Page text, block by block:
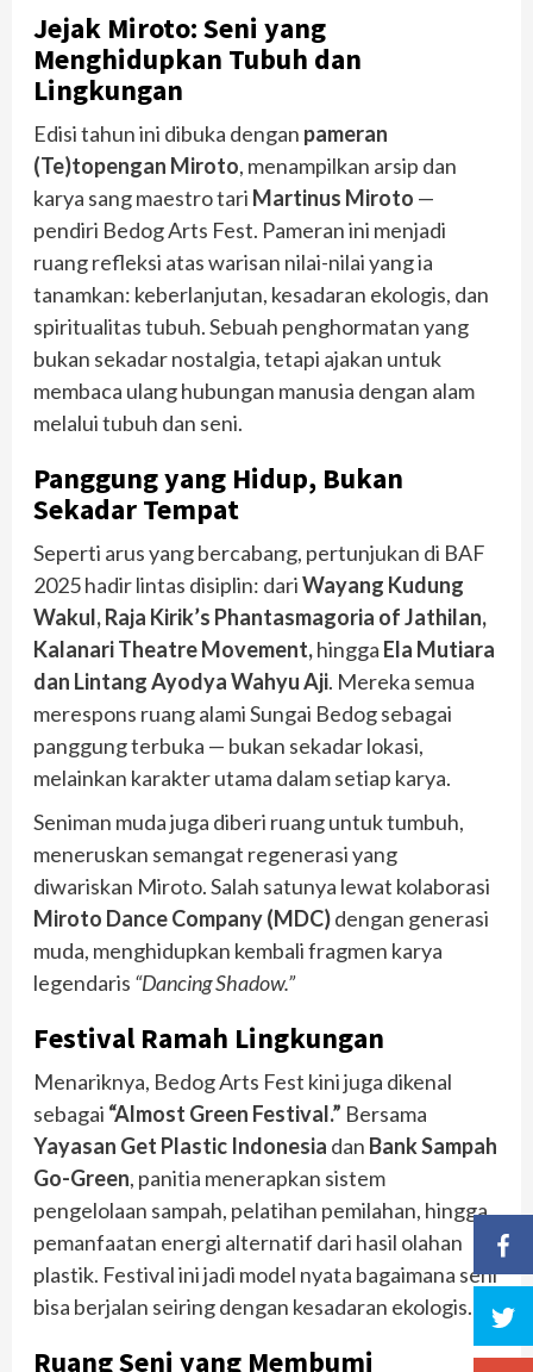
Jejak Miroto: Seni yang
Menghidupkan Tubuh dan
Lingkungan
Edisi tahun ini dibuka dengan pameran
(Te)topengan Miroto, menampilkan arsip dan
karya sang maestro tari Martinus Miroto —
pendiri Bedog Arts Fest. Pameran ini menjadi
ruang refleksi atas warisan nilai-nilai yang ia
tanamkan: keberlanjutan, kesadaran ekologis, dan
spiritualitas tubuh. Sebuah penghormatan yang
bukan sekadar nostalgia, tetapi ajakan untuk
membaca ulang hubungan manusia dengan alam
melalui tubuh dan seni.
Panggung yang Hidup, Bukan
Sekadar Tempat
Seperti arus yang bercabang, pertunjukan di BAF
2025 hadir lintas disiplin: dariWayang Kudung
Wakul, Raja Kirik’s Phantasmagoria of Jathilan,
Kalanari Theatre Movement,hingga Ela Mutiara
dan Lintang Ayodya Wahyu Aji. Mereka semua
merespons ruang alami Sungai Bedog sebagai
panggung terbuka — bukan sekadar lokasi,
melainkan karakter utama dalam setiap karya.
Seniman muda juga diberi ruang untuk tumbuh,
meneruskan semangat regenerasi yang
diwariskan Miroto. Salah satunya lewat kolaborasi
Miroto Dance Company (MDC)dengan generasi
muda, menghidupkan kembali fragmen karya
legendaris “Dancing Shadow.”
Festival Ramah Lingkungan
Menariknya, Bedog Arts Fest kini juga dikenal
sebagai “Almost Green Festival.” Bersama
Yayasan Get Plastic Indonesia dan Bank Sampah
Go-Green, panitia menerapkan sistem
pengelolaan sampah, pelatihan pemilahan, hingga
pemanfaatan energi alternatif dari hasil olahan
plastik. Festival ini jadi model nyata bagaimana seni
bisa berjalan seiring dengan kesadaran ekologis.
Ruang Seni yang Membumi